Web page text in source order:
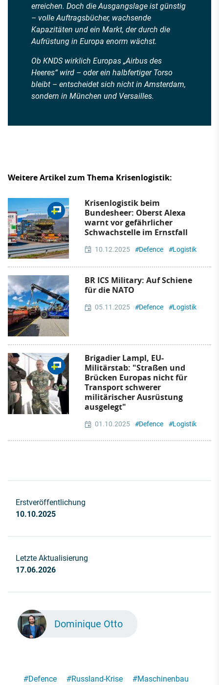
erreichen. Doch die Ausgangslage ist günstig
– volle Auftragsbücher, wachsende
Kapazitäten und ein Markt, der durch die
Aufrüstung in Europa enorm wächst.
Ob KNDS wirklich Europas „Airbus des
Heeres“ wird – oder ein halbfertiger Torso
bleibt – entscheidet sich nicht in Amsterdam,
sondern in München und Versailles.
Weitere Artikel zum Thema Krisenlogistik:
Krisenlogistik beim
Bundesheer: Oberst Alexa
warnt vor gefährlicher
Schwachstelle im Ernstfall
10.12.2025 #Defence #Logistik
BR ICS Military: Auf Schiene
für die NATO
05.11.2025 #Defence #Logistik
Brigadier Lampl, EU-
Militärstab: "Straßen und
Brücken Europas nicht für
Transport schwerer
militärischer Ausrüstung
ausgelegt"
01.10.2025 #Defence #Logistik
Erstveröffentlichung
10.10.2025
Letzte Aktualisierung
17.06.2026
Dominique Otto
#Defence #Russland-Krise #Maschinenbau